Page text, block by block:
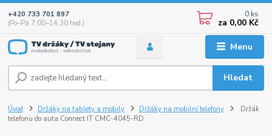
Menu
Hledat
+420 733 701 897
(Po–Pá 7:00–14:30 hod.)
0 ks
za 0,00 Kč
Úvod Držáky na tablety a mobily Držáky na mobilní telefony
Držák
telefonu do auta Connect IT CMC-4045-RD